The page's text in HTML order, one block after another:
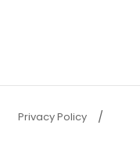
Privacy Policy